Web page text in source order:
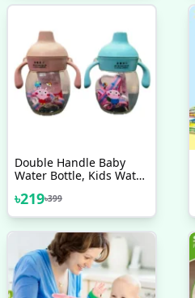
Double Handle Baby
Water Bottle, Kids Water
৳219৳399